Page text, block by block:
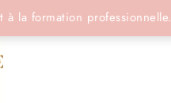
la formation professionnelle.